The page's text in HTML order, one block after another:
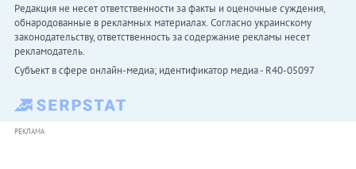
Редакция не несет ответственности за факты и оценочные суждения,
обнародованные в рекламных материалах. Согласно украинскому
законодательству, ответственность за содержание рекламы несет
рекламодатель.
Субъект в сфере онлайн-медиа; идентификатор медиа - R40-05097
РЕКЛАМА